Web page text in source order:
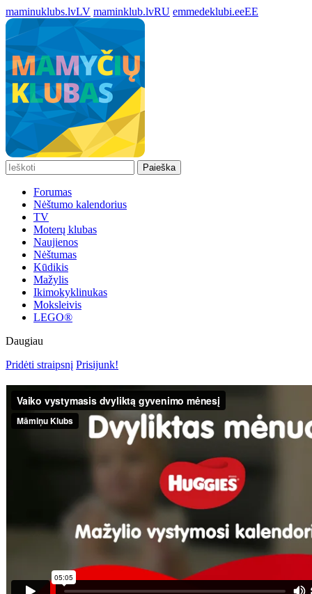
maminuklubs.lvLV maminklub.lvRU emmedeklubi.eeEE
Paieška
Forumas
Nėštumo kalendorius
TV
Moterų klubas
Naujienos
Nėštumas
Kūdikis
Mažylis
Ikimokyklinukas
Moksleivis
LEGO®
Daugiau
Pridėti straipsnį Prisijunk!